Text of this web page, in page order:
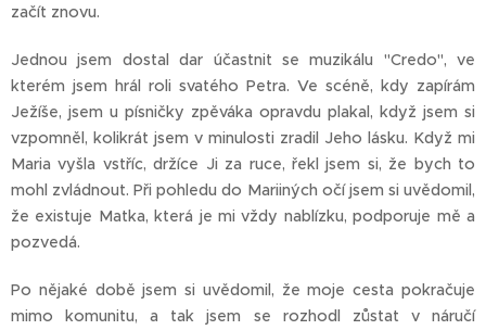
začít znovu.
Jednou jsem dostal dar účastnit se muzikálu "Credo", ve
kterém jsem hrál roli svatého Petra. Ve scéně, kdy zapírám
Ježíše, jsem u písničky zpěváka opravdu plakal, když jsem si
vzpomněl, kolikrát jsem v minulosti zradil Jeho lásku. Když mi
Maria vyšla vstříc, držíce Ji za ruce, řekl jsem si, že bych to
mohl zvládnout. Při pohledu do Mariiných očí jsem si uvědomil,
že existuje Matka, která je mi vždy nablízku, podporuje mě a
pozvedá.
Po nějaké době jsem si uvědomil, že moje cesta pokračuje
mimo komunitu, a tak jsem se rozhodl zůstat v náručí